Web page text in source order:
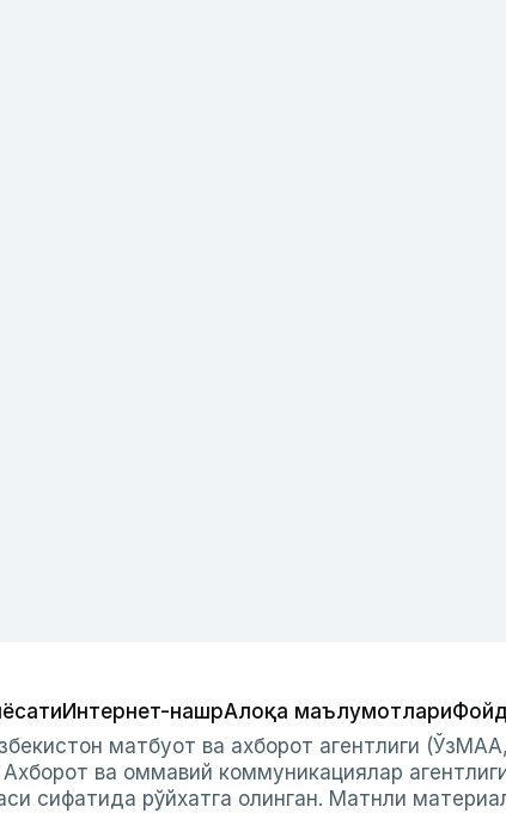
Интернет-нашрАлоқа маълумотлари
матбуот ва ахборот агентлиги
ва оммавий коммуникациялар
сифатида рўйхатга олинган. Матнли